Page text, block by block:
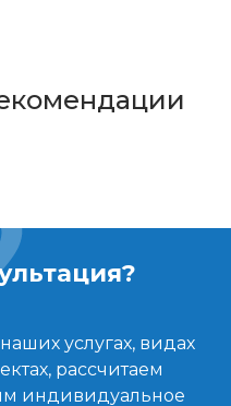
услугах, видах
рассчитаем
индивидуальное